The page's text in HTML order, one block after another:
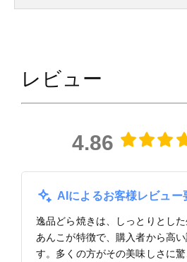
レビュー
4.86
AIによるお客様レビュー
逸品どら焼きは、しっとりとし
あんこが特徴で、購入者から高
す。多くの方がその美味しさに